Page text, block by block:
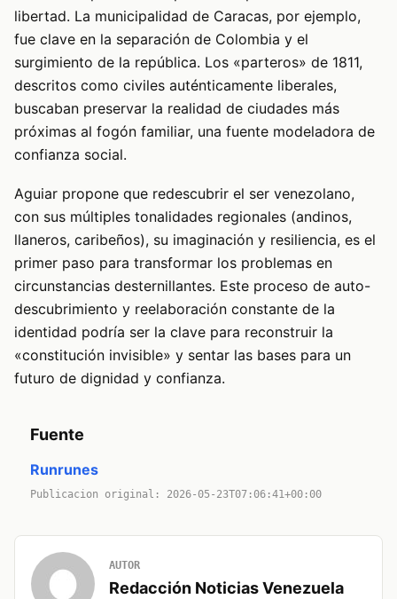
libertad. La municipalidad de Caracas, por ejemplo,
fue clave en la separación de Colombia y el
surgimiento de la república. Los «parteros» de 1811,
descritos como civiles auténticamente liberales,
buscaban preservar la realidad de ciudades más
próximas al fogón familiar, una fuente modeladora de
confianza social.
Aguiar propone que redescubrir el ser venezolano,
con sus múltiples tonalidades regionales (andinos,
llaneros, caribeños), su imaginación y resiliencia, es el
primer paso para transformar los problemas en
circunstancias desternillantes. Este proceso de auto-
descubrimiento y reelaboración constante de la
identidad podría ser la clave para reconstruir la
«constitución invisible» y sentar las bases para un
futuro de dignidad y confianza.
Fuente
Runrunes
Publicacion original: 2026-05-23T07:06:41+00:00
AUTOR
Redacción Noticias Venezuela